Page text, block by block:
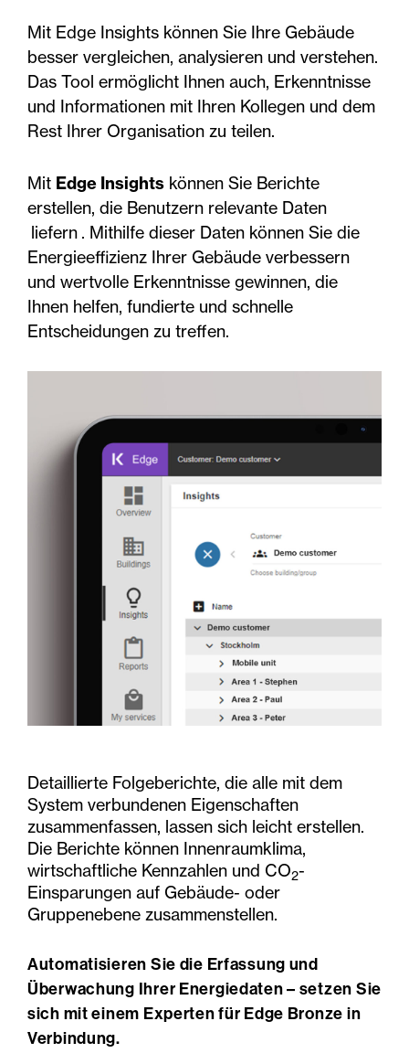
Mit Edge Insights können Sie Ihre Gebäude
besser vergleichen, analysieren und verstehen.
Das Tool ermöglicht Ihnen auch, Erkenntnisse
und Informationen mit Ihren Kollegen und dem
Rest Ihrer Organisation zu teilen.
Mit Edge Insights können Sie Berichte
erstellen, die Benutzern relevante Daten
liefern . Mithilfe dieser Daten können Sie die
Energieeffizienz Ihrer Gebäude verbessern
und wertvolle Erkenntnisse gewinnen, die
Ihnen helfen, fundierte und schnelle
Entscheidungen zu treffen.
Detaillierte Folgeberichte, die alle mit dem
System verbundenen Eigenschaften
zusammenfassen, lassen sich leicht erstellen.
Die Berichte können Innenraumklima,
wirtschaftliche Kennzahlen und CO2-
Einsparungen auf Gebäude- oder
Gruppenebene zusammenstellen.
Automatisieren Sie die Erfassung und
Überwachung Ihrer Energiedaten – setzen Sie
sich mit einem Experten für Edge Bronze in
Verbindung.